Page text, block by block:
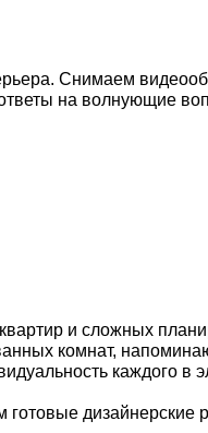
Снимаем
на волнующие
и сложных
комнат,
каждого в
дизайнерские